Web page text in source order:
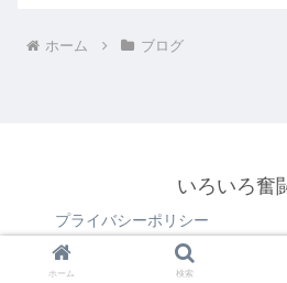
ホーム ブログ
いろいろ奮
プライバシーポリシー
© 2018 いろいろ
ホーム 検索